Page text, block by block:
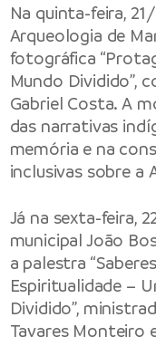
Na quinta-feira,
Arqueologia de
fotográfica
Mundo Dividido”,
Gabriel Costa. A
das narrativas
memória e na
inclusivas sobre a
Já na sexta-feira,
municipal João
a palestra
Espiritualidade –
Dividido”,
Tavares Monteiro